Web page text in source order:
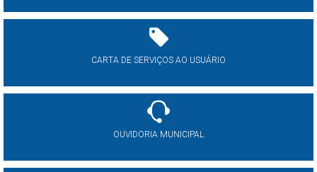
CARTA DE SERVIÇOS AO USUÁRIO
OUVIDORIA MUNICIPAL